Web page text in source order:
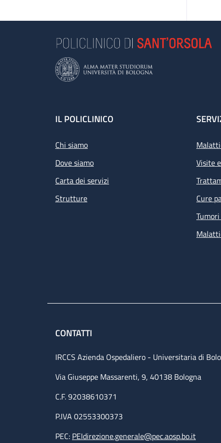
Footer
IL POLICLINICO
Chi siamo
Dove siamo
Carta dei servizi
Strutture
Visite
Cure
CONTATTI
IRCCS Azienda Ospedaliero - Universitaria di
Via Giuseppe Massarenti, 9, 40138 Bologna
C.F. 92038610371
P.IVA 02553300373
PEC: PEIdirezione.generale@pec.aosp.bo.it